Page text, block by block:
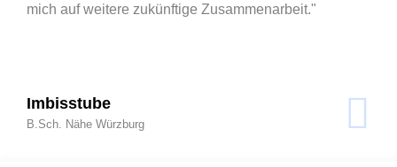
mich auf weitere zukünftige Zusammenarbeit."
Imbisstube
B.Sch. Nähe Würzburg